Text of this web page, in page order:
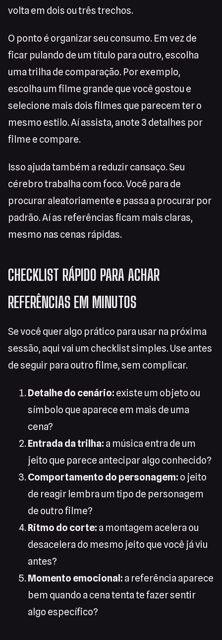
volta em dois ou três trechos.
O ponto é organizar seu consumo. Em vez de
ficar pulando de um título para outro, escolha
uma trilha de comparação. Por exemplo,
escolha um filme grande que você gostou e
selecione mais dois filmes que parecem ter o
mesmo estilo. Aí assista, anote 3 detalhes por
filme e compare.
Isso ajuda também a reduzir cansaço. Seu
cérebro trabalha com foco. Você para de
procurar aleatoriamente e passa a procurar por
padrão. Aí as referências ficam mais claras,
mesmo nas cenas rápidas.
CHECKLIST RÁPIDO PARA ACHAR
REFERÊNCIAS EM MINUTOS
Se você quer algo prático para usar na próxima
sessão, aqui vai um checklist simples. Use antes
de seguir para outro filme, sem complicar.
Detalhe do cenário: existe um objeto ou
símbolo que aparece em mais de uma
cena?
Entrada da trilha: a música entra de um
jeito que parece antecipar algo conhecido?
Comportamento do personagem: o jeito
de reagir lembra um tipo de personagem
de outro filme?
Ritmo do corte: a montagem acelera ou
desacelera do mesmo jeito que você já viu
antes?
Momento emocional: a referência aparece
bem quando a cena tenta te fazer sentir
algo específico?